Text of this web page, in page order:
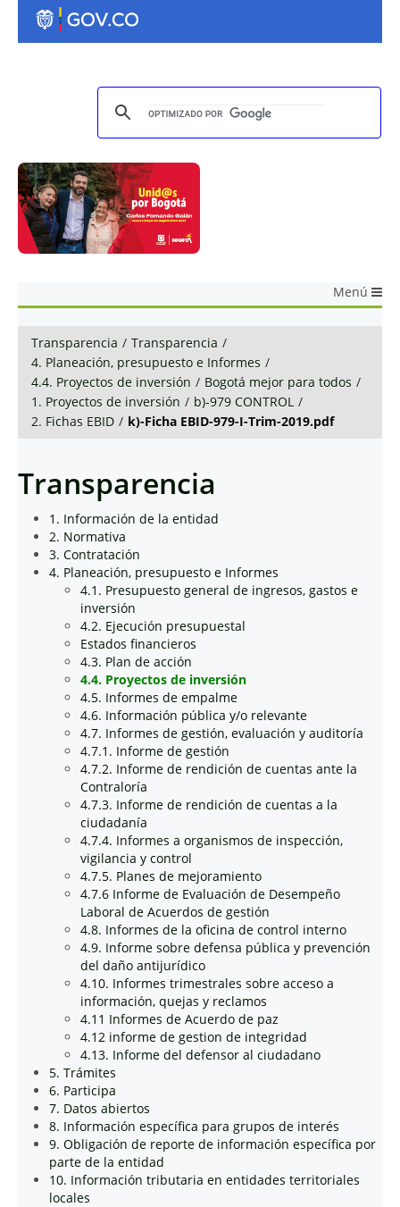
Menú
Transparencia / Transparencia /
4. Planeación, presupuesto e Informes /
4.4. Proyectos de inversión / Bogotá mejor para todos /
1. Proyectos de inversión / b)-979 CONTROL /
2. Fichas EBID / k)-Ficha EBID-979-I-Trim-2019.pdf
Transparencia
1. Información de la entidad
2. Normativa
3. Contratación
4. Planeación, presupuesto e Informes
4.1. Presupuesto general de ingresos, gastos e
inversión
4.2. Ejecución presupuestal
Estados financieros
4.3. Plan de acción
4.4. Proyectos de inversión
4.5. Informes de empalme
4.6. Información pública y/o relevante
4.7. Informes de gestión, evaluación y auditoría
4.7.1. Informe de gestión
4.7.2. Informe de rendición de cuentas ante la
Contraloría
4.7.3. Informe de rendición de cuentas a la
ciudadanía
4.7.4. Informes a organismos de inspección,
vigilancia y control
4.7.5. Planes de mejoramiento
4.7.6 Informe de Evaluación de Desempeño
Laboral de Acuerdos de gestión
4.8. Informes de la oficina de control interno
4.9. Informe sobre defensa pública y prevención
del daño antijurídico
4.10. Informes trimestrales sobre acceso a
información, quejas y reclamos
4.11 Informes de Acuerdo de paz
4.12 informe de gestion de integridad
4.13. Informe del defensor al ciudadano
5. Trámites
6. Participa
7. Datos abiertos
8. Información específica para grupos de interés
9. Obligación de reporte de información específica por
parte de la entidad
10. Información tributaria en entidades territoriales
locales